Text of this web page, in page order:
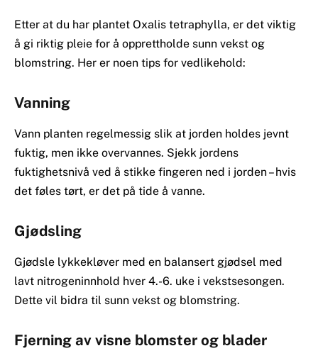
Etter at du har plantet Oxalis tetraphylla, er det viktig
å gi riktig pleie for å opprettholde sunn vekst og
blomstring. Her er noen tips for vedlikehold:
Vanning
Vann planten regelmessig slik at jorden holdes jevnt
fuktig, men ikke overvannes. Sjekk jordens
fuktighetsnivå ved å stikke fingeren ned i jorden – hvis
det føles tørt, er det på tide å vanne.
Gjødsling
Gjødsle lykkekløver med en balansert gjødsel med
lavt nitrogeninnhold hver 4.-6. uke i vekstsesongen.
Dette vil bidra til sunn vekst og blomstring.
Fjerning av visne blomster og blader